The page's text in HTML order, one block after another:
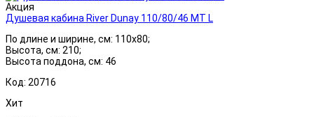
Акция
Душевая кабина River Dunay 110/80/46 MT L
По длине и ширине, см: 110x80;
Высота, см: 210;
Высота поддона, см: 46
Код: 20716
Хит